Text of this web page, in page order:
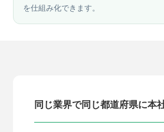
を仕組み化できます。
同じ業界で同じ都道府県に本